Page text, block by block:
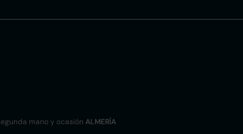
mano y ocasión ALMERÍA